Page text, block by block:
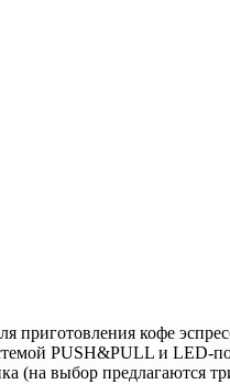
приготовления кофе
PUSH&PULL и LED-
(на выбор предлагаются